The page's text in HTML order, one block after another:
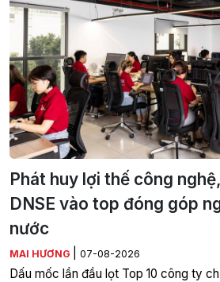
Phát huy lợi thế công
DNSE vào top đóng góp
nước
MAI HƯƠNG 07-08-2026
Dấu mốc lần đầu lọt Top 10 công ty